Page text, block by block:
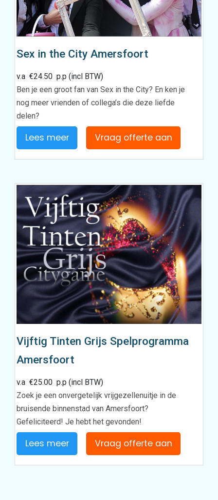
Sex in the City Amersfoort
v.a€24.50 p.p (incl BTW)
Ben je een groot fan van Sex in the City? En ken je
nog meer vrienden of collega’s die deze liefde
delen?
Lees meer Vraag offerte aan
Vijftig Tinten Grijs Spelprogramma
Amersfoort
v.a€25.00 p.p (incl BTW)
Zoek je een onvergetelijk vrijgezellenuitje in de
bruisende binnenstad van Amersfoort?
Gefeliciteerd! Je hebt het gevonden!
Lees meer Vraag offerte aan